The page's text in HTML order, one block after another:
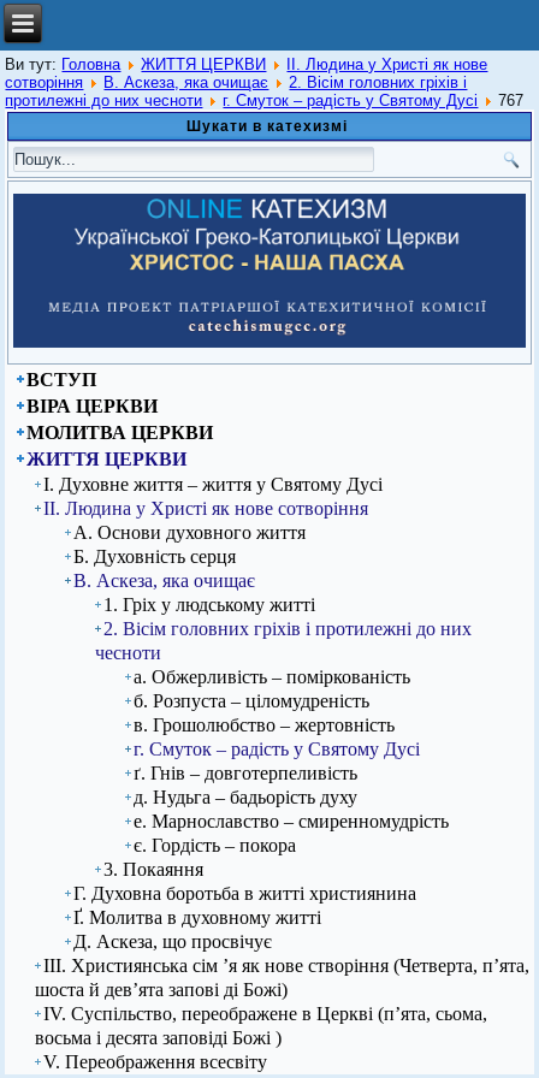
Ви тут: Головна ЖИТТЯ ЦЕРКВИ
ІІ. Людина у Христі як нове
сотворіння
В. Аскеза, яка очищає
2. Вісім головних гріхів і
протилежні до них чесноти
г. Смуток – радість у Святому Дусі 767
Шукати в катехизмі
ВСТУП
ВІРА ЦЕРКВИ
МОЛИТВА ЦЕРКВИ
ЖИТТЯ ЦЕРКВИ
І. Духовне життя – життя у Святому Дусі
ІІ. Людина у Христі як нове сотворіння
А. Основи духовного життя
Б. Духовність серця
В. Аскеза, яка очищає
1. Гріх у людському житті
2. Вісім головних гріхів і протилежні до них
чесноти
а. Обжерливість – поміркованість
б. Розпуста – ціломудреність
в. Грошолюбство – жертовність
г. Смуток – радість у Святому Дусі
ґ. Гнів – довготерпеливість
д. Нудьга – бадьорість духу
е. Марнославство – смиренномудрість
є. Гордість – покора
3. Покаяння
Г. Духовна боротьба в житті християнина
Ґ. Молитва в духовному житті
Д. Аскеза, що просвічує
ІІІ. Християнська сім ’я як нове створіння (Четверта, п’ята,
шоста й дев’ята запові ді Божі)
IV. Суспільство, переображене в Церкві (п’ята, сьома,
восьма і десята заповіді Божі )
V. Переображення всесвіту